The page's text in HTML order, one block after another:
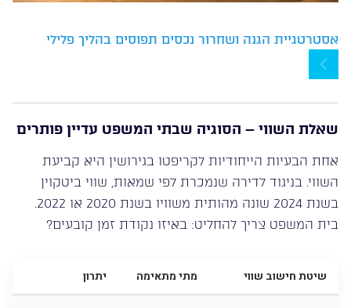
אסטרטגיית הגנה ושחרור נכסים תפוסים בהליך פלילי
שאלת השווי – הסוגיה שבתי המשפט עדיין פותרים
אחת הבעיות הייחודיות לקריפטו בגירושין היא קביעת
השווי. בניגוד לדירה שנמכרת לפי שמאות, שווי ביטקוין
בשנת 2024 שונה מהותית משוויו בשנת 2020 או 2022.
בית המשפט צריך להחליט: באיזו נקודת זמן קובעים?
שיטת חישוב שווי מתי מתאימה יתרון